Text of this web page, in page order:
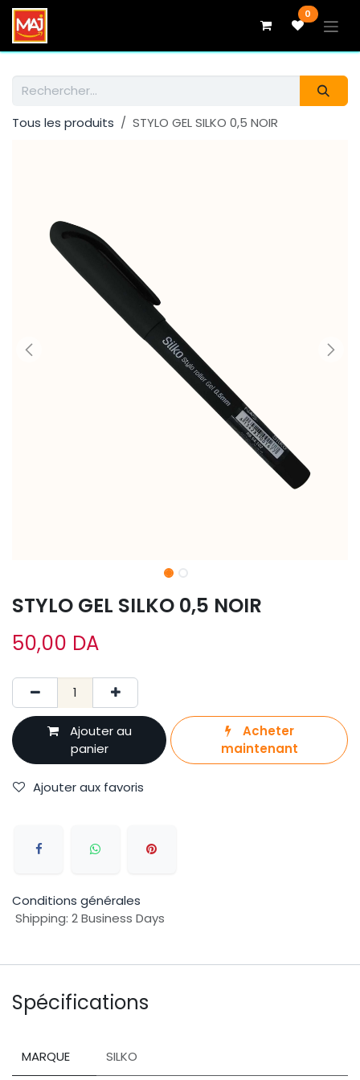
Se rendre au contenu 0
Tous les produits STYLO GEL SILKO 0,5 NOIR
STYLO GEL SILKO 0,5 NOIR
50,00 DA
Ajouter au
panier
Acheter
maintenant
Ajouter aux favoris
Conditions générales
Shipping: 2 Business Days
Spécifications
MARQUE SILKO